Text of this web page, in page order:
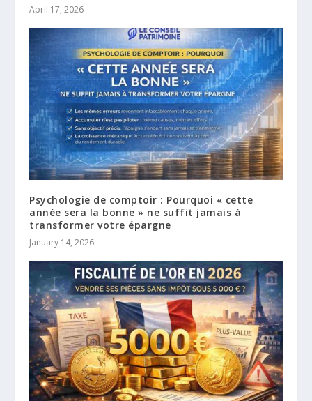
April 17, 2026
Psychologie de comptoir : Pourquoi « cette
année sera la bonne » ne suffit jamais à
transformer votre épargne
January 14, 2026